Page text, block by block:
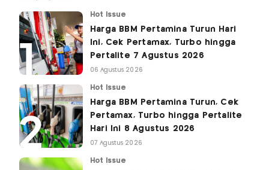
Hot Issue
Harga BBM Pertamina Turun Hari
Ini, Cek Pertamax, Turbo hingga
Pertalite 7 Agustus 2026
06 Agustus 2026
Hot Issue
Harga BBM Pertamina Turun, Cek
Pertamax, Turbo hingga Pertalite
Hari Ini 8 Agustus 2026
07 Agustus 2026
Hot Issue